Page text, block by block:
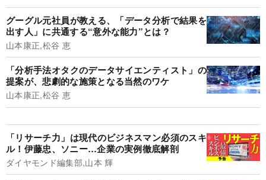
グーグル元社員が教える、「データ分析で結果を
出す人」に共通する“意外な能力”とは？
山本康正,松谷 恵
「分析手法オタクのデータサイエンティスト」の
提案が、悲劇的な施策となる当然のワケ
山本康正,松谷 恵
「リサーチ力」は現代のビジネスマン必須のスキ
ル！伊藤忠、ソニー…企業の実例徹底解剖
ダイヤモンド編集部,山本 輝